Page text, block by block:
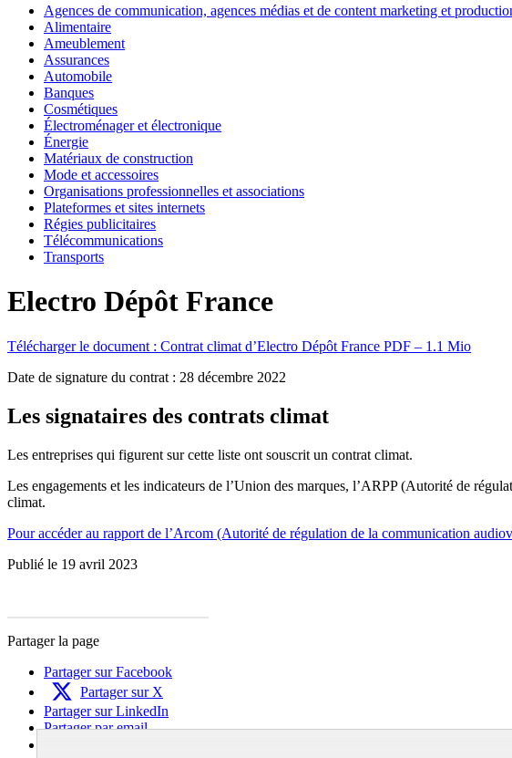
Agences de communication, agences médias et de content marketing et
Alimentaire
Ameublement
Assurances
Automobile
Banques
Cosmétiques
Électroménager et électronique
Énergie
Matériaux de construction
Mode et accessoires
Organisations professionnelles et associations
Plateformes et sites internets
Régies publicitaires
Télécommunications
Transports
Electro Dépôt France
Télécharger le document : Contrat climat d’Electro Dépôt France PDF – 1.1 Mio
Date de signature du contrat : 28 décembre 2022
Les signataires des contrats climat
Les entreprises qui figurent sur cette liste ont souscrit un contrat climat.
Les engagements et les indicateurs de l’Union des marques, l’ARPP (Autorité de
climat.
Pour accéder au rapport de l’Arcom (Autorité de régulation de la communication
Publié le 19 avril 2023
Partager la page
Partager sur Facebook
Partager sur X
Partager sur LinkedIn
Partager par email